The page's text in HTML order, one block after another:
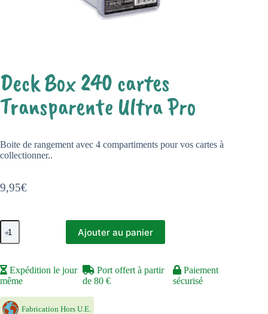
Deck Box 240 cartes
Transparente Ultra Pro
9,95€
Boite de rangement avec 4 compartiments pour vos cartes à
collectionner..
quantité
de
Deck
240
cartes
Transparente
Ultra
Pro
Ajouter au panier
Expédition le jour
même
Port offert à partir
de 80 €
Paiement
sécurisé
Fabrication Hors U.E.